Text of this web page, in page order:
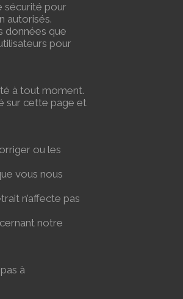
sécurité pour
autorisés.
données que
pour
à tout moment.
sur cette page et
ou les
vous nous
n’affecte pas
notre
à